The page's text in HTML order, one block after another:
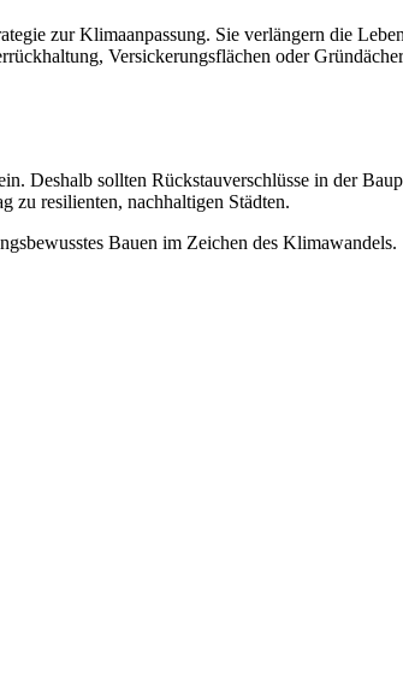
zur Klimaanpassung. Sie verlängern die
Versickerungsflächen oder
Deshalb sollten Rückstauverschlüsse in der
zu resilienten, nachhaltigen Städten.
Bauen im Zeichen des Klimawandels.